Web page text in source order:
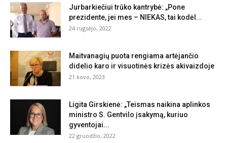
Jurbarkiečiui trūko kantrybė: „Pone
prezidente, jei mes – NIEKAS, tai kodėl...
24 rugsėjo, 2022
Maitvanagių puota rengiama artėjančio
didelio karo ir visuotinės krizės akivaizdoje
21 kovo, 2023
Ligita Girskienė: „Teismas naikina aplinkos
ministro S. Gentvilo įsakymą, kuriuo
gyventojai...
22 gruodžio, 2022